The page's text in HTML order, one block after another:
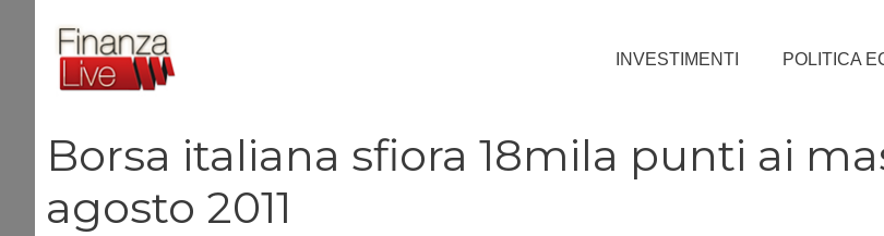
contenuto
INVESTIMENTI POLITICA
Borsa italiana sfiora 18mila punti ai
agosto 2011